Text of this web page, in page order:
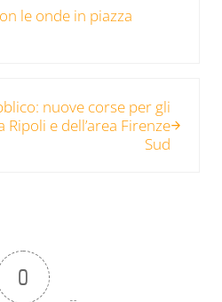
le onde in piazza
nuove corse per gli
e dell’area Firenze
Sud
0